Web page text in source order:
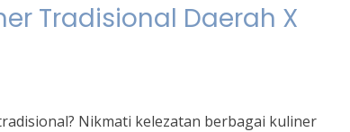
Tradisional Daerah X
Nikmati kelezatan berbagai kuliner